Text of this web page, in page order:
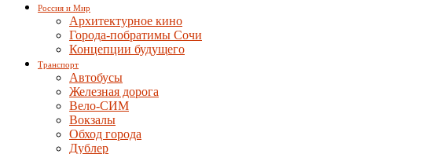
Россия и Мир
Архитектурное кино
Города-побратимы Сочи
Концепции будущего
Транспорт
Автобусы
Железная дорога
Вело-СИМ
Вокзалы
Обход города
Дублер